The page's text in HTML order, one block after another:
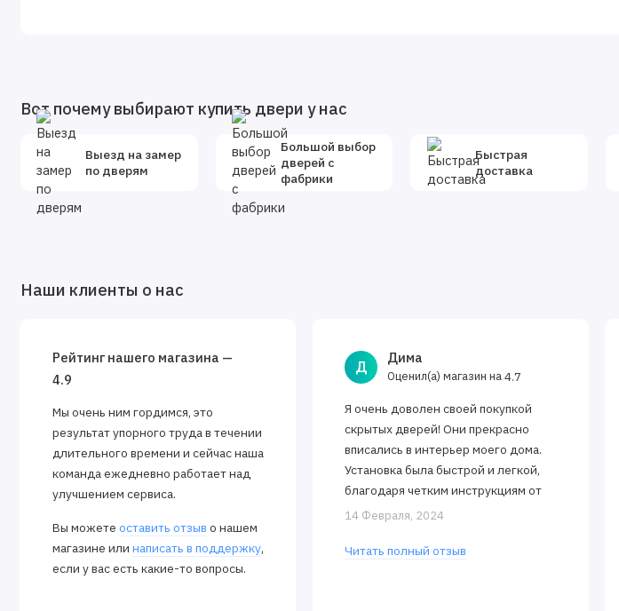
Вот почему выбирают купить двери у нас
Выезд на замер
по дверям
Большой выбор
дверей с
фабрики
Быстрая
доставка
Наши клиенты о нас
Рейтинг нашего магазина —
4.9
Мы очень ним гордимся, это
результат упорного труда в течении
длительного времени и сейчас наша
команда ежедневно работает над
улучшением сервиса.
Вы можете оставить отзыв о нашем
магазине или написать в поддержку,
если у вас есть какие-то вопросы.
Д Дима
Оценил(а) магазин на4.7
Я очень доволен своей покупкой
скрытых дверей! Они прекрасно
вписались в интерьер моего дома.
Установка была быстрой и легкой,
благодаря четким инструкциям от
Алексея. Двери открываются и
14 Февраля, 2024
Читать полный отзыв